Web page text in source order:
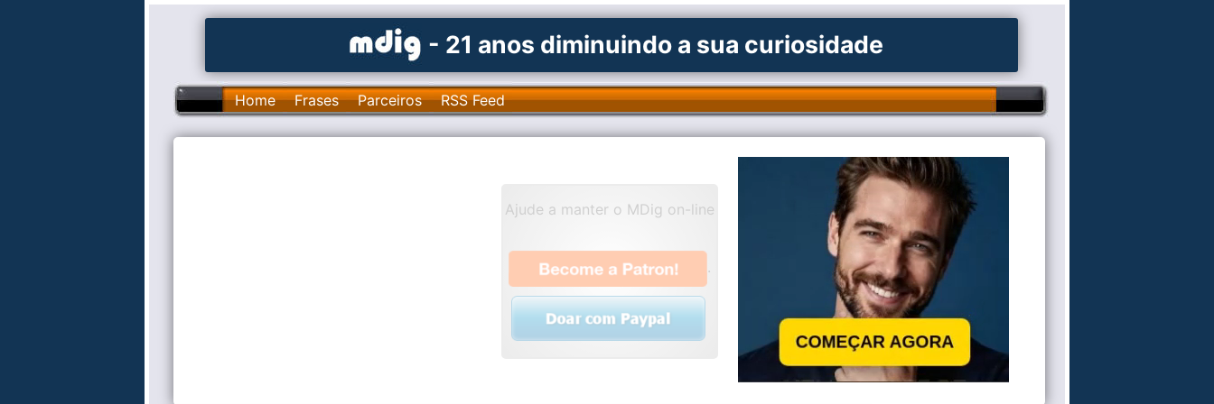
- 21 anos diminuindo a sua curiosidade
Home Frases Parceiros RSS Feed
Ajude a manter o MDig on-line
.